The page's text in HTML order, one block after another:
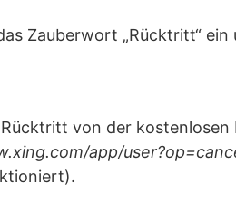
Zauberwort „Rücktritt“ ein
von der
app/